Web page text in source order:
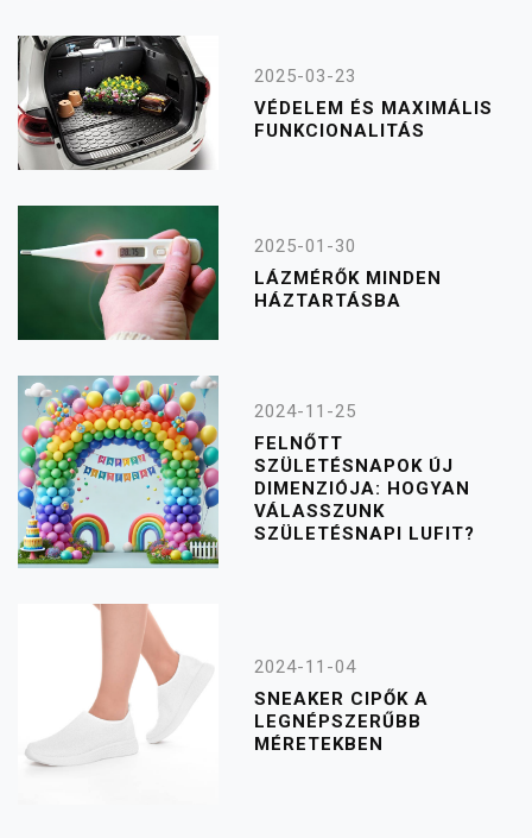
2025-03-23
VÉDELEM ÉS MAXIMÁLIS
FUNKCIONALITÁS
2025-01-30
LÁZMÉRŐK MINDEN
HÁZTARTÁSBA
2024-11-25
FELNŐTT
SZÜLETÉSNAPOK ÚJ
DIMENZIÓJA: HOGYAN
VÁLASSZUNK
SZÜLETÉSNAPI LUFIT?
2024-11-04
SNEAKER CIPŐK A
LEGNÉPSZERŰBB
MÉRETEKBEN